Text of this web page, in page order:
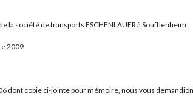
la société de transports ESCHENLAUER à Soufflenheim
2009
dont copie ci-jointe pour mémoire, nous vous